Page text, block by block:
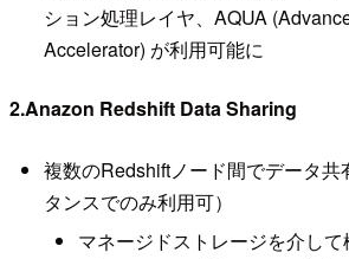
ション処理レイヤ、AQUA
Accelerator) が利⽤可能に
2.Anazon Redshift Data Sharing
複数のRedshiftノード間でデータ共
タンスでのみ利用可）
マネージドストレージを介し